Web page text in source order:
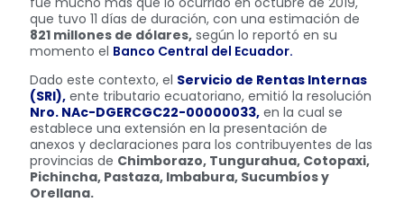
que tuvo 11 días de duración, con una estimación de
821 millones de dólares, según lo reportó en su
momento el Banco Central del Ecuador.
Dado este contexto, el Servicio de Rentas Internas
(SRI), ente tributario ecuatoriano, emitió la resolución
Nro. NAc-DGERCGC22-00000033, en la cual se
establece una extensión en la presentación de
anexos y declaraciones para los contribuyentes de las
provincias de Chimborazo, Tungurahua, Cotopaxi,
Pichincha, Pastaza, Imbabura, Sucumbíos y
Orellana.